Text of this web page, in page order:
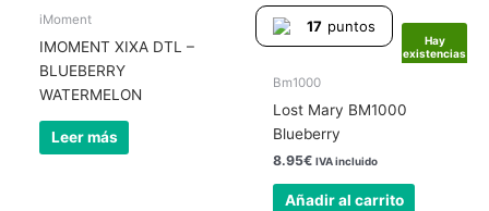
existencias
iMoment
IMOMENT XIXA DTL –
BLUEBERRY
WATERMELON
Leer más
Hay
existencias
17 puntos
Bm1000
Lost Mary BM1000
Blueberry
8.95€ IVA incluido
Añadir al carrito